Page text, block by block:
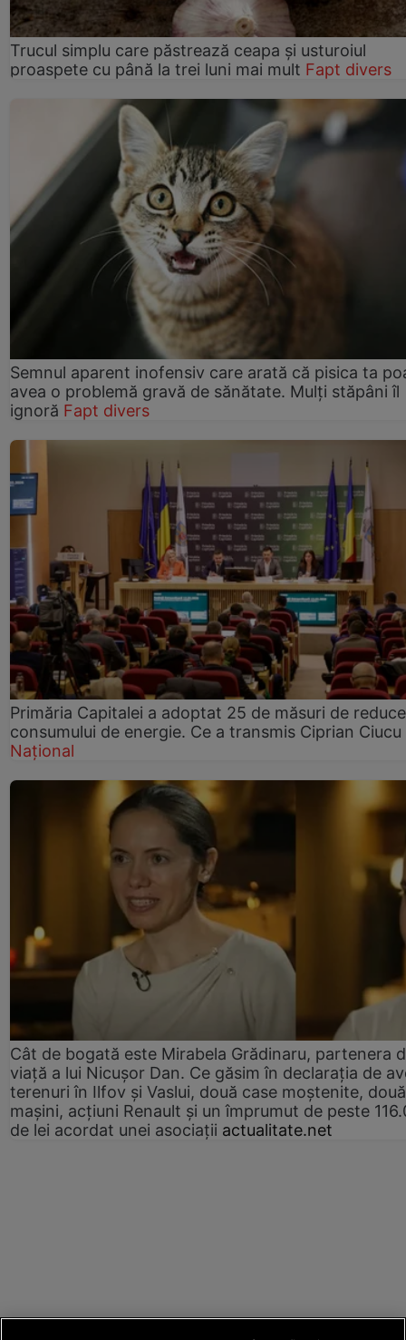
Trucul simplu care păstrează ceapa și usturoiul
proaspete cu până la trei luni mai mult Fapt divers
Semnul aparent inofensiv care arată că pisica ta
avea o problemă gravă de sănătate. Mulți stăpâni îl
ignoră Fapt divers
Primăria Capitalei a adoptat 25 de măsuri de
consumului de energie. Ce a transmis Ciprian Ciucu
Național
Cât de bogată este Mirabela Grădinaru, partenera
viață a lui Nicușor Dan. Ce găsim în declarația de
terenuri în Ilfov și Vaslui, două case moștenite, două
mașini, acțiuni Renault și un împrumut de peste
de lei acordat unei asociații actualitate.net